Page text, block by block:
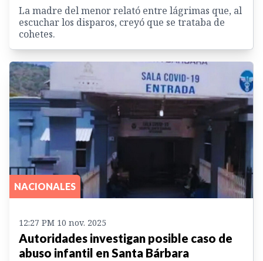
La madre del menor relató entre lágrimas que, al
escuchar los disparos, creyó que se trataba de
cohetes.
NACIONALES
12:27 PM 10 nov. 2025
Autoridades investigan posible caso de
abuso infantil en Santa Bárbara